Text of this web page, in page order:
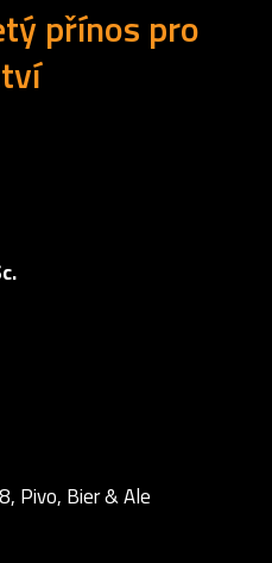
přínos pro
Pivo, Bier & Ale